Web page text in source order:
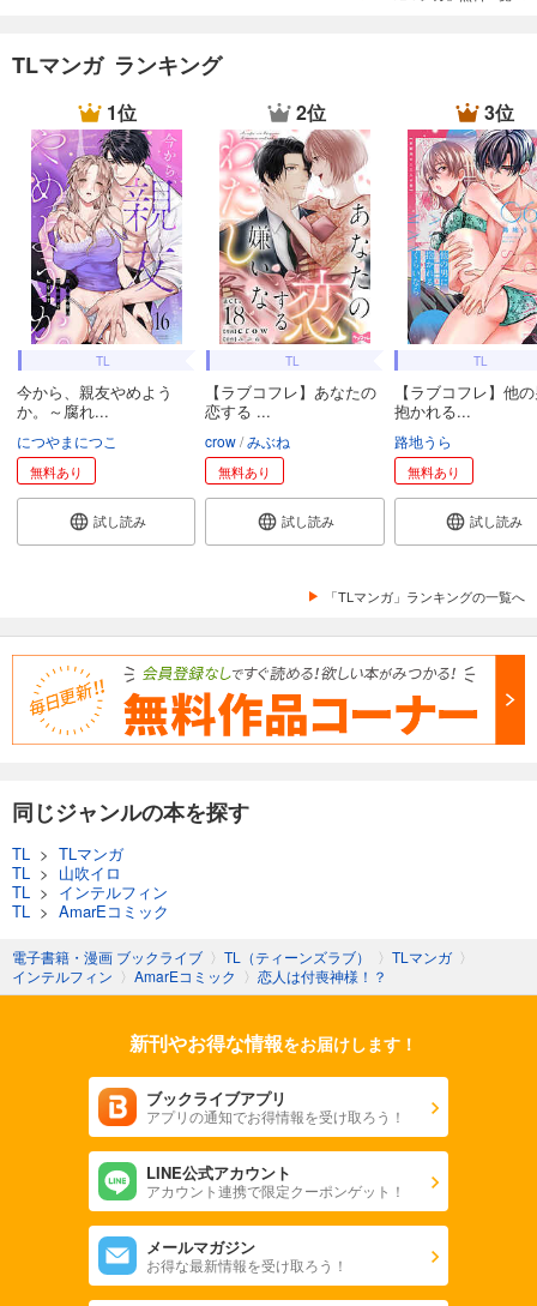
TLマンガ ランキング
1位
TL
今から、親友やめよう
か。～腐れ...
につやまにつこ
無料あり
試し読み
2位
TL
【ラブコフレ】あなたの
恋する ...
crow みぶね
無料あり
試し読み
3位
TL
【ラブコフレ】他
抱かれる...
路地うら
無料あり
試し読み
「TLマンガ」ランキングの一覧へ
同じジャンルの本を探す
TL > TLマンガ
TL > 山吹イロ
TL > インテルフィン
TL > AmarEコミック
電子書籍・漫画 ブックライブ 〉 TL（ティーンズラブ） 〉 TLマンガ 〉
インテルフィン 〉 AmarEコミック 〉 恋人は付喪神様！？
新刊やお得な情報をお届けします！
ブックライブアプリ
アプリの通知でお得情報を受け取ろう！
LINE公式アカウント
アカウント連携で限定クーポンゲット！
メールマガジン
お得な最新情報を受け取ろう！